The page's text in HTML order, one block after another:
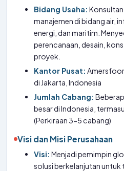
Bidang Usaha:
manajemen di bidang air,
energi, dan maritim.
perencanaan, desain,
proyek.
Kantor Pusat:
di Jakarta, Indonesia
Jumlah Cabang:
besar di Indonesia,
(Perkiraan 3-5 cabang)
Visi dan Misi Perusahaan
Visi: Menjadi pemimpin
solusi berkelanjutan